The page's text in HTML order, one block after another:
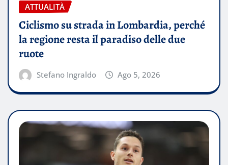
ATTUALITÀ
Ciclismo su strada in Lombardia, perché
la regione resta il paradiso delle due
ruote
Stefano Ingraldo Ago 5, 2026